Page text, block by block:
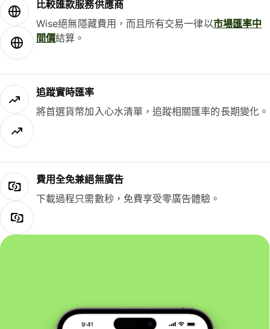
比較匯款服務供應商
Wise絕無隱藏費用，而且所有交易一律以市場匯率中
間價結算。
追蹤實時匯率
將首選貨幣加入心水清單，追蹤相關匯率的長期變化。
費用全免兼絕無廣告
下載過程只需數秒，免費享受零廣告體驗。